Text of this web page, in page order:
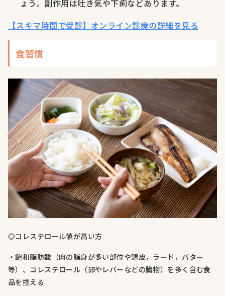
ょう。副作用は吐き気や下痢などあります。
【スキマ時間で受診】オンライン診療の詳細を見る
食習慣
◎コレステロール値が高い方
・飽和脂肪酸（肉の脂身が多い部位や鶏皮，ラード，バター
等）、コレステロール（卵やレバーなどの臓物）を多く含む食
品を控える